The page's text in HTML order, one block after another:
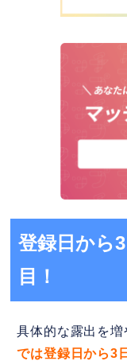
登録日から
目！
具体的な露出を
では登録日から3